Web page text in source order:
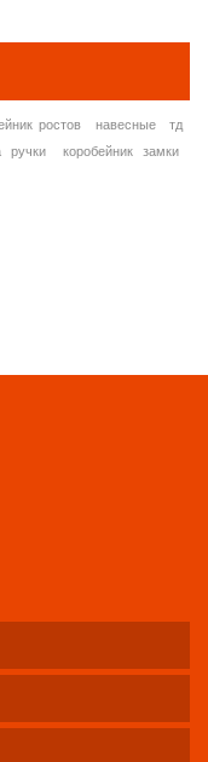
ростов навесные
тд
ручки
коробейник замки